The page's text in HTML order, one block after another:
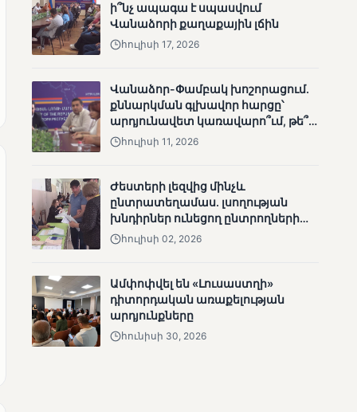
ՄՈՒՆԵՏԻԿ
Շարունակվում են
Փամբակ գետում
անչափահասների
որոնողական
աշխատանքները
ՄՈՒՆԵՏԻԿ
Մատչելի
«Լուսաստղի»
դիտորդական
առաքելության
արդյունքները
ի՞նչ ապագա է սպասվում
Վանաձորի քաղաքային լճին
հուլիսի 17, 2026
Վանաձոր-Փամբակ խոշորացում.
քննարկման գլխավոր հարցը՝
արդյունավետ կառավարո՞ւմ, թե՞
քաղաքական նպատակ
հուլիսի 11, 2026
Ժեստերի լեզվից մինչև
ընտրատեղամաս. լսողության
խնդիրներ ունեցող ընտրողների
ճանապարհը
հուլիսի 02, 2026
Ամփոփվել են «Լուսաստղի»
դիտորդական առաքելության
արդյունքները
հունիսի 30, 2026